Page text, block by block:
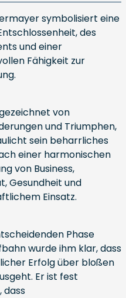
symbolisiert eine
des
und einer
Fähigkeit zur
von
und Triumphen,
sein beharrliches
einer harmonischen
von Business,
Gesundheit und
Einsatz.
Phase
wurde ihm klar, dass
Erfolg über bloßen
Er ist fest
dass